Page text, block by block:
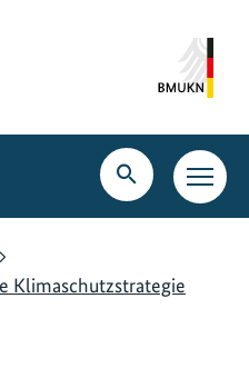
Suche
öffnen
Klimaschutzstrategie